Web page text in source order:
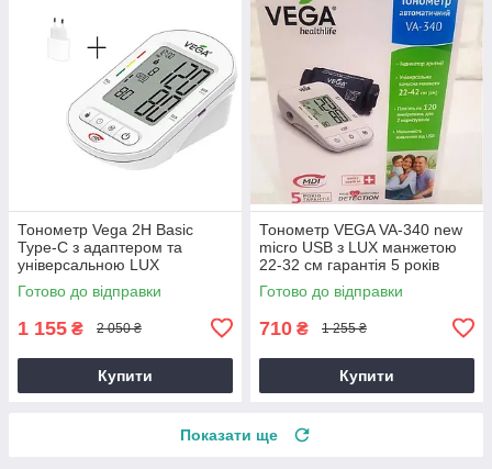
Тонометр Vega 2H Basic
Type-C з адаптером та
універсальною LUX
манжетою 22-42см на плече
гарантія 5 років
Готово до відправки
1 155 ₴ 2 050 ₴
Купити
Тонометр VEGA VA-340 new
micro USB з LUX манжетою
22-32 см гарантія 5 років
Готово до відправки
710 ₴ 1 255 ₴
Купити
Показати ще